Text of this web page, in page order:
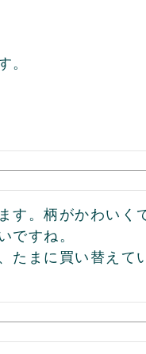
。
す。柄がかわいく
ですね。
たまに買い替えて